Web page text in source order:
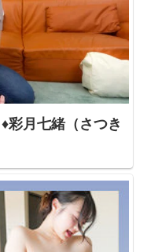
彩月七緒（さつき